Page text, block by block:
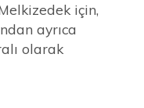
için,
ayrıca
olarak